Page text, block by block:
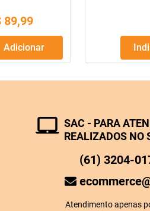
89,99
Adicionar
SAC - PARA
REALIZADOS NO
(61) 3204-
Atendimento apenas